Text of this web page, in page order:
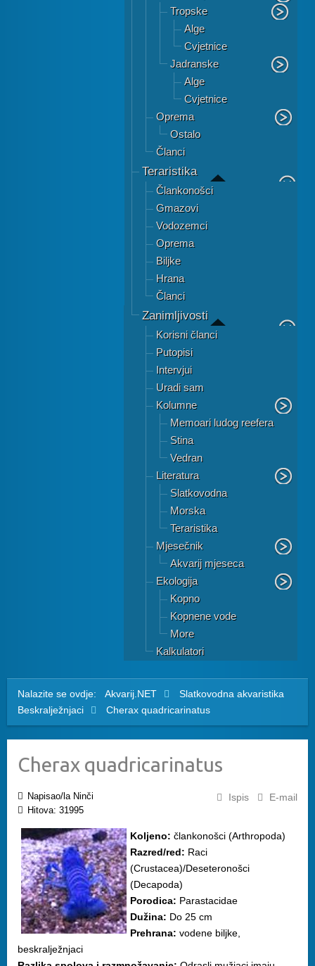
Tropske
Alge
Cvjetnice
Jadranske
Alge
Cvjetnice
Oprema
Ostalo
Članci
Teraristika
Člankonošci
Gmazovi
Vodozemci
Oprema
Biljke
Hrana
Članci
Zanimljivosti
Korisni članci
Putopisi
Intervjui
Uradi sam
Kolumne
Memoari ludog reefera
Stina
Vedran
Literatura
Slatkovodna
Morska
Teraristika
Mjesečnik
Akvarij mjeseca
Ekologija
Kopno
Kopnene vode
More
Kalkulatori
Nalazite se ovdje: Akvarij.NET
Slatkovodna akvaristika
Beskralježnjaci
Cherax quadricarinatus
Cherax quadricarinatus
Ispis E-mail
Napisao/la Ninči
Hitova: 31995
Koljeno: člankonošci (Arthropoda)
Razred/red: Raci
(Crustacea)/Deseteronošci
(Decapoda)
Porodica: Parastacidae
Dužina: Do 25 cm
Prehrana: vodene biljke,
beskralježnjaci